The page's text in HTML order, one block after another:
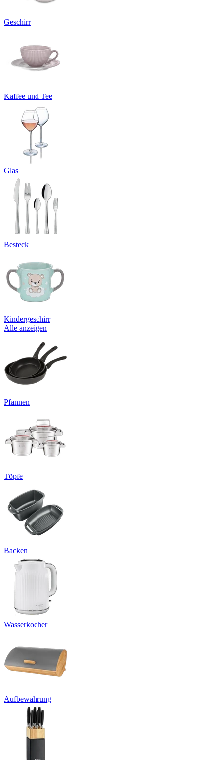
Geschirr
Kaffee und Tee
Glas
Besteck
Kindergeschirr
Alle anzeigen
Pfannen
Töpfe
Backen
Wasserkocher
Aufbewahrung